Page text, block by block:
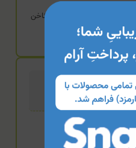
نگهداری سلامت عمومی مو و ناخن
را به حداقل می‌رساند.